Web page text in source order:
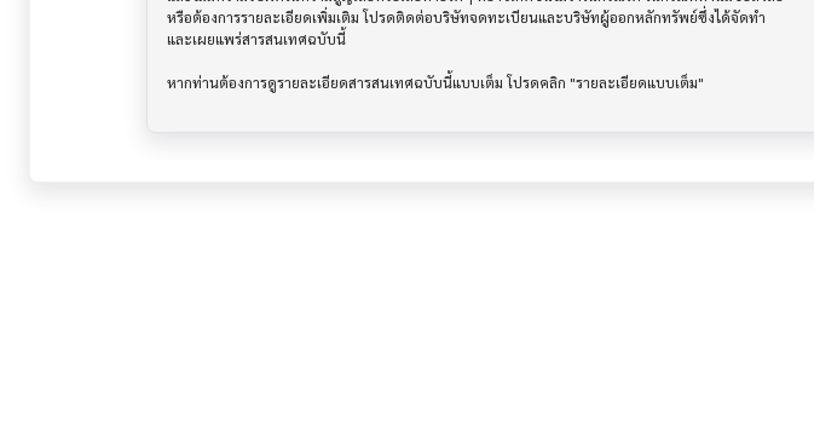
หรือต้องการรายละเอียดเพิ่มเติม โปรดติดต่อบริษัทจดทะเบียนและบริษัทผู้ออกหลักทรัพย์ซึ่งได้จัดทำ
และเผยแพร่สารสนเทศฉบับนี้